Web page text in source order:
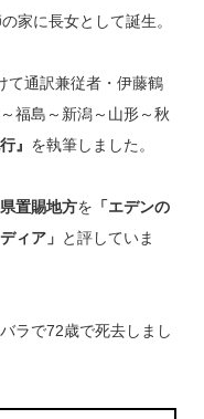
家に長女として誕生。
て通訳兼従者・伊藤鶴
福島～新潟～山形～秋
』 を執筆しました。
置賜地方を 「エデンの
ィア」 と評していま
ラで72歳で死去しまし